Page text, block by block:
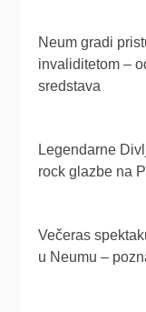
Neum gradi
invaliditetom –
sredstava
Legendarne
rock glazbe na
Večeras
u Neumu –